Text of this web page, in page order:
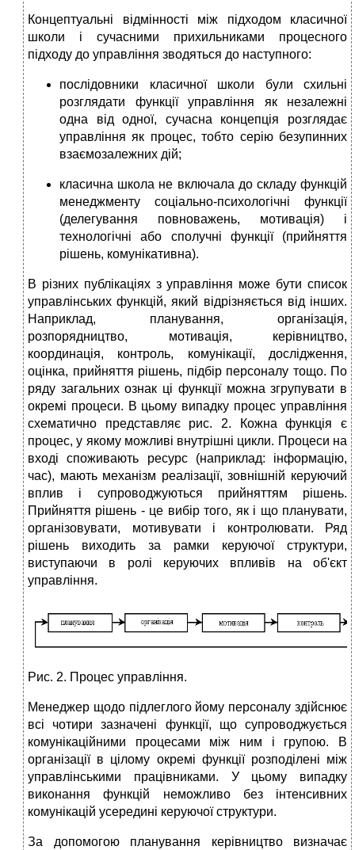
Концептуальні відмінності між підходом класичної
школи і сучасними прихильниками процесного
підходу до управління зводяться до наступного:
послідовники класичної школи були схильні
розглядати функції управління як незалежні
одна від одної, сучасна концепція розглядає
управління як процес, тобто серію безупинних
взаємозалежних дій;
класична школа не включала до складу функцій
менеджменту соціально-психологічні функції
(делегування повноважень, мотивація) і
технологічні або сполучні функції (прийняття
рішень, комунікативна).
В різних публікаціях з управління може бути список
управлінських функцій, який відрізняється від інших.
Наприклад, планування, організація,
розпорядництво, мотивація, керівництво,
координація, контроль, комунікації, дослідження,
оцінка, прийняття рішень, підбір персоналу тощо. По
ряду загальних ознак ці функції можна згрупувати в
окремі процеси. В цьому випадку процес управління
схематично представляє рис. 2. Кожна функція є
процес, у якому можливі внутрішні цикли. Процеси на
вході споживають ресурс (наприклад: інформацію,
час), мають механізм реалізації, зовнішній керуючий
вплив і супроводжуються прийняттям рішень.
Прийняття рішень - це вибір того, як і що планувати,
організовувати, мотивувати і контролювати. Ряд
рішень виходить за рамки керуючої структури,
виступаючи в ролі керуючих впливів на об'єкт
управління.
Рис. 2. Процес управління.
Менеджер щодо підлеглого йому персоналу здійснює
всі чотири зазначені функції, що супроводжується
комунікаційними процесами між ним і групою. В
організації в цілому окремі функції розподілені між
управлінськими працівниками. У цьому випадку
виконання функцій неможливо без інтенсивних
комунікацій усередині керуючої структури.
За допомогою планування керівництво визначає